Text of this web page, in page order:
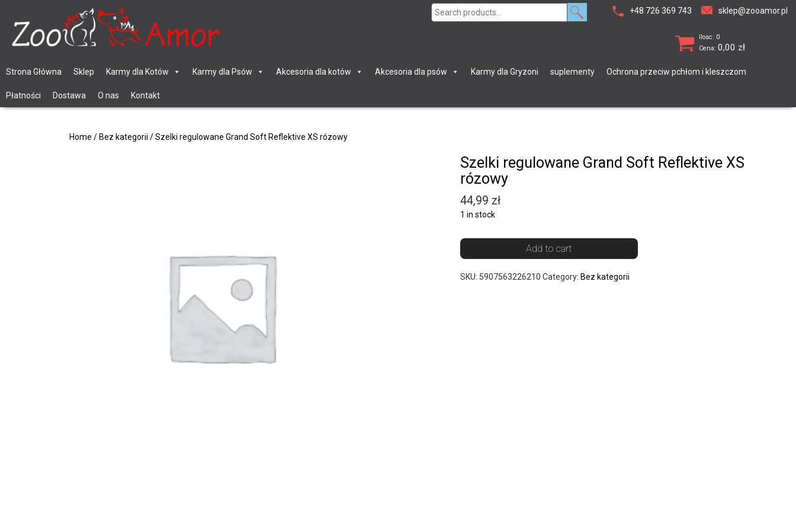
+48 726 369 743 sklep@zooamor.pl
Search
Ilosc: 0
Cena: 0,00 zł
Strona Główna Sklep Karmy dla Kotów Karmy dla Psów Akcesoria dla kotów Akcesoria dla psów Karmy dla Gryzoni suplementy Ochrona przeciw pchłom i kleszczom
Płatności Dostawa O nas Kontakt
Home / Bez kategorii / Szelki regulowane Grand Soft Reflektive XS rózowy
Szelki regulowane Grand Soft Reflektive XS
rózowy
44,99 zł
1 in stock
Add to cart
SKU: 5907563226210 Category: Bez kategorii